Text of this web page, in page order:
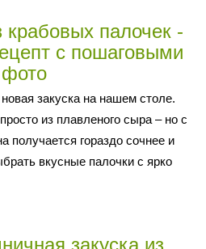
палочек -
с пошаговыми
фото
закуска на нашем столе.
из плавленого сыра – но с
получается гораздо сочнее и
вкусные палочки с ярко
закуска из